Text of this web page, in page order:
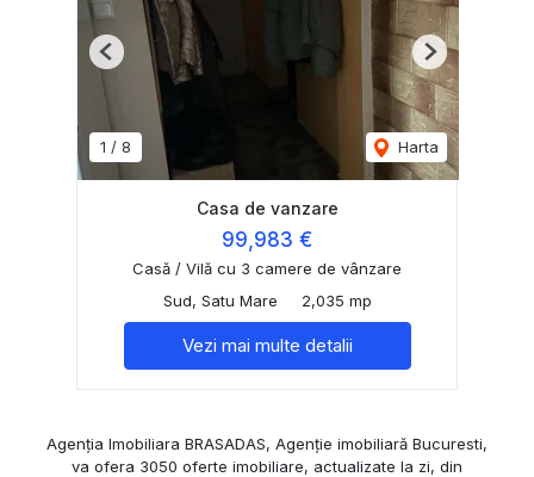
1 / 8 Harta
Previous Next
Casa de vanzare
99,983 €
Casă / Vilă cu 3 camere de vânzare
Sud, Satu Mare
2,035 mp
Vezi mai multe detalii
Agenția Imobiliara BRASADAS, Agenție imobiliară Bucuresti,
va ofera 3050 oferte imobiliare, actualizate la zi, din